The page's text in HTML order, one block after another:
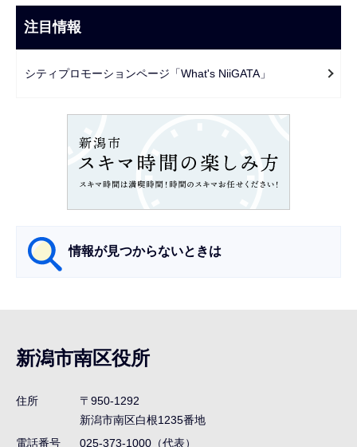
こ
ま
で
ビ
ー
注目情報
シティプロモーションページ「What's NiiGATA」
情報が見つからないときは
ナ
ビ
ゲ
シ
新潟市南区役所
住所
〒950-1292
新潟市南区白根1235番地
電話番号
025-373-1000（代表）